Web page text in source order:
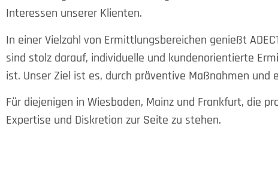
Interessen unserer Klienten.
In einer Vielzahl von Ermittlungsbereichen genießt
sind stolz darauf, individuelle und kundenorientierte
ist. Unser Ziel ist es, durch präventive Maßnahmen
Für diejenigen in Wiesbaden, Mainz und Frankfurt, die
Expertise und Diskretion zur Seite zu stehen.